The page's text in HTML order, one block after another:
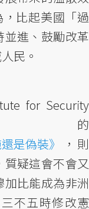
比起美國「過
進、鼓勵改革
民。
for Security
的
是偽裝》
，則
疑這會不會又
比能成為非洲
不五時修改憲